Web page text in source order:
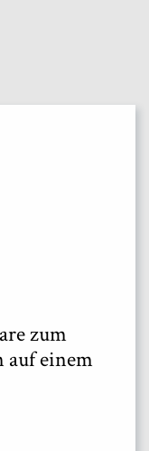
zum
auf einem